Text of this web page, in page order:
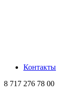
Контакты
8 717 276 78 00